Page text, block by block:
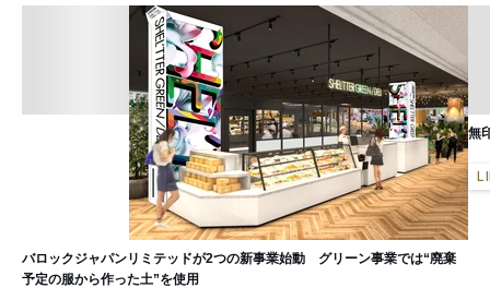
バロックジャパンリミテッドが2つの新事業始動 グリーン事業では“廃棄
予定の服から作った土”を使用
無